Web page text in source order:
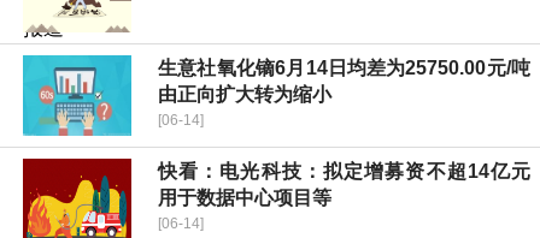
生意社氧化镝6月14日均差为25750.00元/吨
由正向扩大转为缩小
[06-14]
快看：电光科技：拟定增募资不超14亿元
用于数据中心项目等
[06-14]